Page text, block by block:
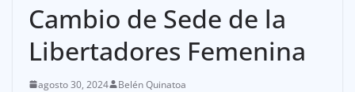
Cambio de Sede de la
Libertadores Femenina
agosto 30, 2024 Belén Quinatoa